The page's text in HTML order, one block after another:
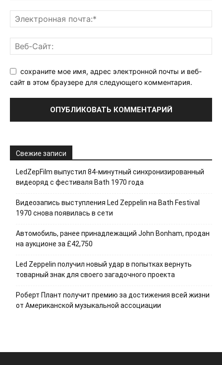
сохраните мое имя, адрес электронной почты и веб-
сайт в этом браузере для следующего комментария.
Свежие записи
LedZepFilm выпустил 84-минутный синхронизированный
видеоряд с фестиваля Bath 1970 года
Видеозапись выступления Led Zeppelin на Bath Festival
1970 снова появилась в сети
Автомобиль, ранее принадлежащий John Bonham, продан
на аукционе за £42,750
Led Zeppelin получил новый удар в попытках вернуть
товарный знак для своего загадочного проекта
Роберт Плант получит премию за достижения всей жизни
от Американской музыкальной ассоциации